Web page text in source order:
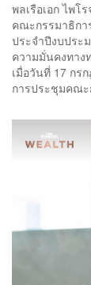
พลเรือเอก ไพโ
คณะกรรมาธิก
ประจำปีงบประ
ความมั่นคงทาง
เมื่อวันที่ 17 กร
การประชุมคณะ